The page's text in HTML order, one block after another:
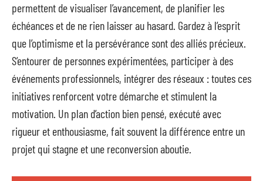
permettent de visualiser l’avancement, de planifier les
échéances et de ne rien laisser au hasard. Gardez à l’esprit
que l’optimisme et la persévérance sont des alliés précieux.
S’entourer de personnes expérimentées, participer à des
événements professionnels, intégrer des réseaux : toutes ces
initiatives renforcent votre démarche et stimulent la
motivation. Un plan d’action bien pensé, exécuté avec
rigueur et enthousiasme, fait souvent la différence entre un
projet qui stagne et une reconversion aboutie.